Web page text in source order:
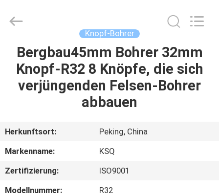
HAUS
PRODUKTE
UNS
AUSFLUG
Knopf-Bohrer
Bergbau45mm Bohrer 32mm
Knopf-R32 8 Knöpfe, die sich
verjüngenden Felsen-Bohrer
abbauen
Herkunftsort:
Peking, China
Markenname:
KSQ
Zertifizierung:
ISO9001
Modellnummer:
R32